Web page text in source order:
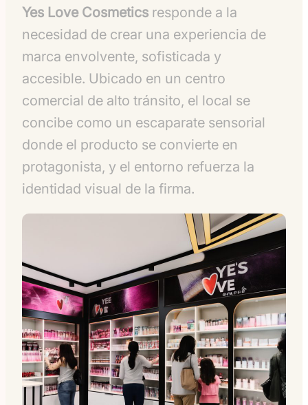
Yes Love Cosmetics responde a la
necesidad de crear una experiencia de
marca envolvente, sofisticada y
accesible. Ubicado en un centro
comercial de alto tránsito, el local se
concibe como un escaparate sensorial
donde el producto se convierte en
protagonista, y el entorno refuerza la
identidad visual de la firma.